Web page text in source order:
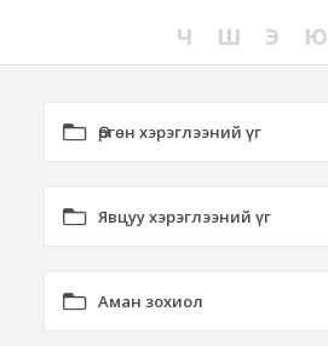
Ч
Ш Э Ю
Өргөн хэрэглээний үг
Явцуу хэрэглээний үг
Аман зохиол